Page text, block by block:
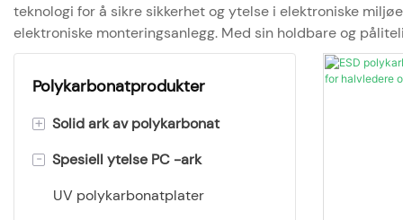
teknologi for å sikre sikkerhet og ytelse i elektroniske
elektroniske monteringsanlegg. Med sin holdbare og
Polykarbonatprodukter
+ Solid ark av polykarbonat
Flatt polykarbonatark
Frostet polykarbonatark
- Spesiell ytelse PC -ark
UV polykarbonatplater